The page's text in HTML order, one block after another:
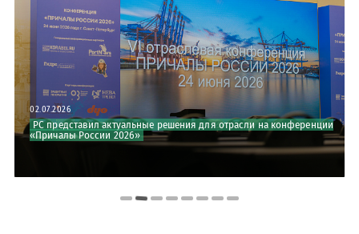
02.07.2026
РС представил актуальные решения для отрасли на конференции
«Причалы России 2026»
16.06.2026
Развитие кадрового потенциала Арктики: эксперты РС на
итоговом семинаре проекта «Молодые к...